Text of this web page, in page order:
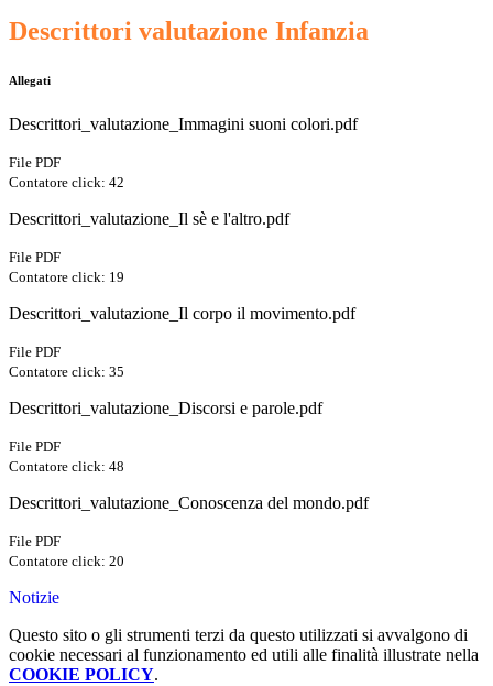
Descrittori valutazione Infanzia
Allegati
Descrittori_valutazione_Immagini suoni colori.pdf
File PDF
Contatore click: 42
Descrittori_valutazione_Il sè e l'altro.pdf
File PDF
Contatore click: 19
Descrittori_valutazione_Il corpo il movimento.pdf
File PDF
Contatore click: 35
Descrittori_valutazione_Discorsi e parole.pdf
File PDF
Contatore click: 48
Descrittori_valutazione_Conoscenza del mondo.pdf
File PDF
Contatore click: 20
Notizie
Questo sito o gli strumenti terzi da questo utilizzati si avvalgono di
cookie necessari al funzionamento ed utili alle finalità illustrate nella
COOKIE POLICY.